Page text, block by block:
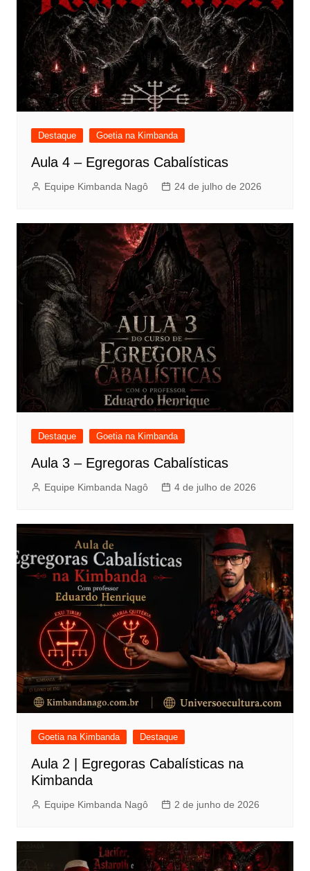
Destaque Goetia na Kimbanda
Aula 4 – Egregoras Cabalísticas
Equipe Kimbanda Nagô 24 de julho de 2026
Destaque Goetia na Kimbanda
Aula 3 – Egregoras Cabalísticas
Equipe Kimbanda Nagô 4 de julho de 2026
Goetia na Kimbanda Destaque
Aula 2 | Egregoras Cabalísticas na
Kimbanda
Equipe Kimbanda Nagô 2 de junho de 2026